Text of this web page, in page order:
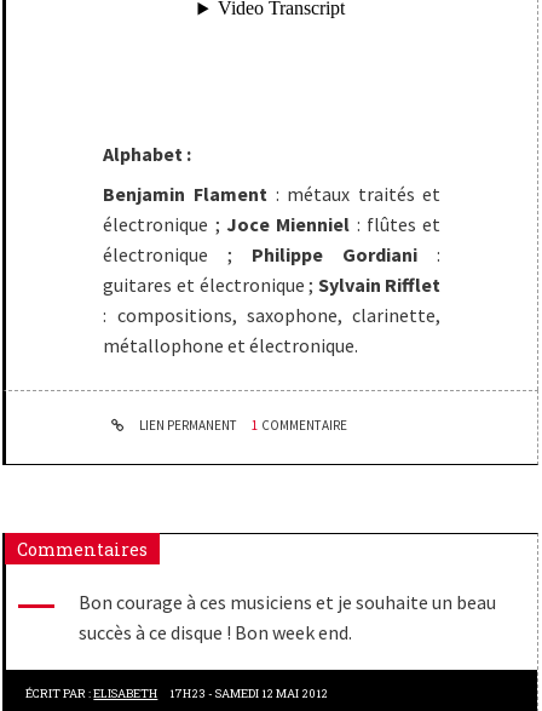
Alphabet :
Benjamin Flament : métaux traités et
électronique ;Joce Mienniel : flûtes et
électronique ; Philippe Gordiani :
guitares et électronique ; Sylvain Rifflet
: compositions, saxophone, clarinette,
métallophone et électronique.
LIEN PERMANENT 1 COMMENTAIRE
Commentaires
Bon courage à ces musiciens et je souhaite un beau
succès à ce disque ! Bon week end.
ÉCRIT PAR :ELISABETH 17H23 -SAMEDI 12 MAI 2012